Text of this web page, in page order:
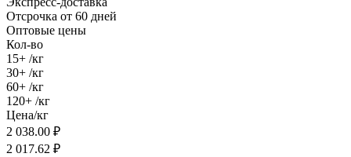
Отсрочка от 60 дней
Оптовые цены
Кол-во
15+ /кг
30+ /кг
60+ /кг
120+ /кг
Цена/кг
2 038.00 ₽
2 017.62 ₽